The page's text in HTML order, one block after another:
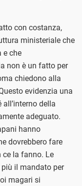
con costanza,
ministeriale che
e che
non è un fatto per
chiedono alla
evidenzia una
della
adeguato.
hanno
dovrebbero fare
ce la fanno. Le
il mandato per
magari si